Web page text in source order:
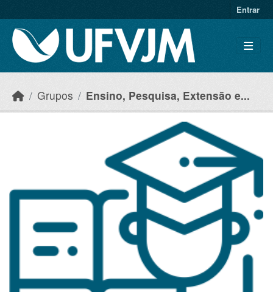
Entrar
Grupos Ensino, Pesquisa, Extensão e...